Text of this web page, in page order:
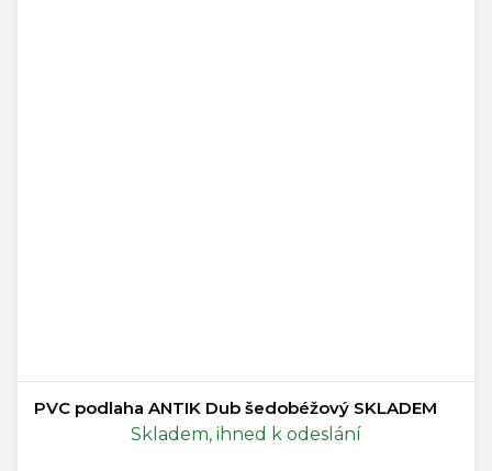
PVC podlaha ANTIK Dub šedobéžový SKLADEM
Skladem, ihned k odeslání